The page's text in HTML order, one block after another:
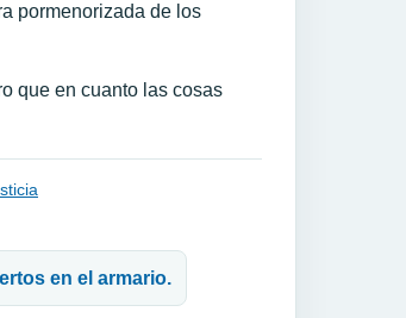
pormenorizada de los
que en cuanto las cosas
en el armario.